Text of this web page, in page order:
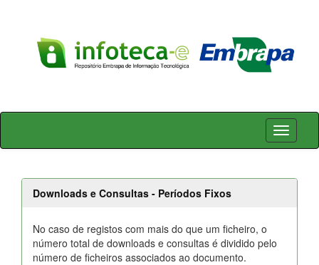
Skip
Downloads e Consultas - Períodos Fixos
No caso de registos com mais do que um ficheiro, o
número total de downloads e consultas é dividido pelo
número de ficheiros associados ao documento.